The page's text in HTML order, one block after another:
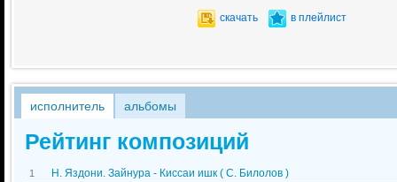
скачать в плейлист
исполнитель альбомы
Рейтинг композиций
1 Н. Яздони. Зайнура - Киссаи ишк ( С. Билолов )